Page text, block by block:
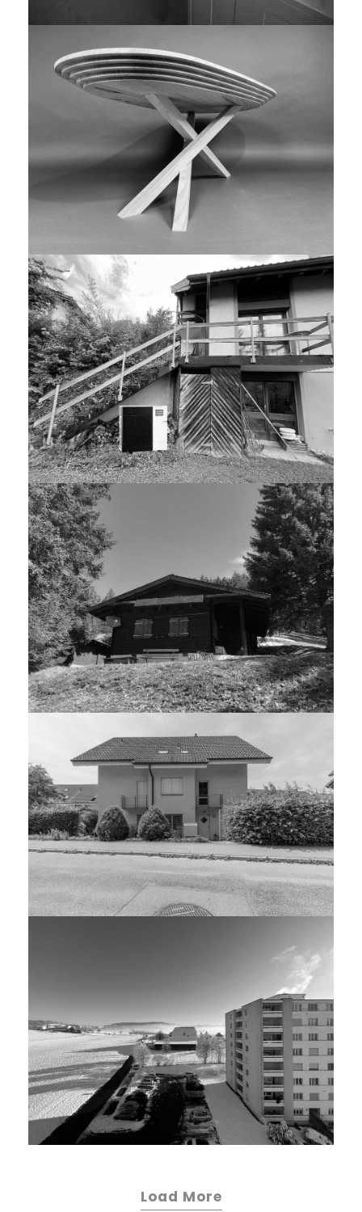
DESIGNERTISCH, CHRISCHI TRIO,
SALONTISCH
BAUEINGABE, HEIZUNGERSATZ, EFH,
STETTLEN
FERIENHAUS HASLIBERG
WOHNUNG ZOLLBRÜCK
WOHNUNG WORB
Load More